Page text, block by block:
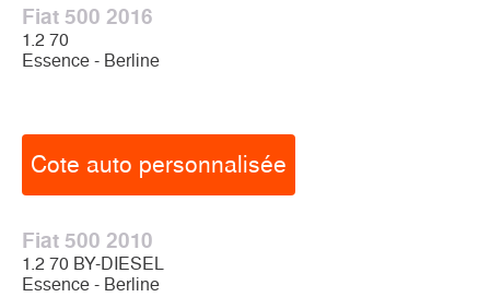
Fiat 500 2016
1.2 70
Essence - Berline
Cote auto personnalisée
Fiat 500 2010
1.2 70 BY-DIESEL
Essence - Berline